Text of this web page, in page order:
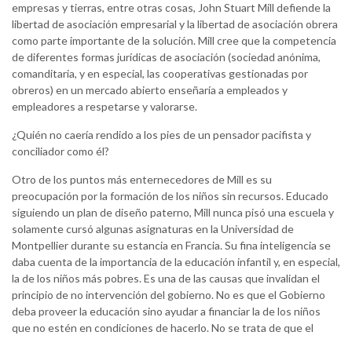
empresas y tierras, entre otras cosas, John Stuart Mill defiende la
libertad de asociación empresarial y la libertad de asociación obrera
como parte importante de la solución. Mill cree que la competencia
de diferentes formas jurídicas de asociación (sociedad anónima,
comanditaria, y en especial, las cooperativas gestionadas por
obreros) en un mercado abierto enseñaría a empleados y
empleadores a respetarse y valorarse.
¿Quién no caería rendido a los pies de un pensador pacifista y
conciliador como él?
Otro de los puntos más enternecedores de Mill es su
preocupación por la formación de los niños sin recursos. Educado
siguiendo un plan de diseño paterno, Mill nunca pisó una escuela y
solamente cursó algunas asignaturas en la Universidad de
Montpellier durante su estancia en Francia. Su fina inteligencia se
daba cuenta de la importancia de la educación infantil y, en especial,
la de los niños más pobres. Es una de las causas que invalidan el
principio de no intervención del gobierno. No es que el Gobierno
deba proveer la educación sino ayudar a financiar la de los niños
que no estén en condiciones de hacerlo. No se trata de que el